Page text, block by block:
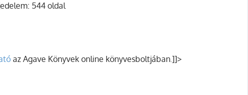
544 oldal
az Agave Könyvek online könyvesboltjában]]>